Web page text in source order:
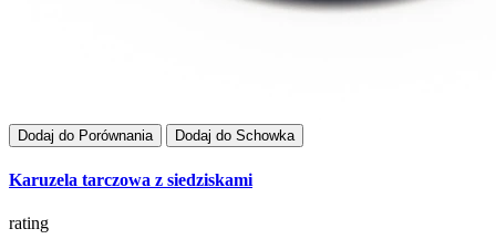
Dodaj do Porównania Dodaj do Schowka
Karuzela tarczowa z siedziskami
rating